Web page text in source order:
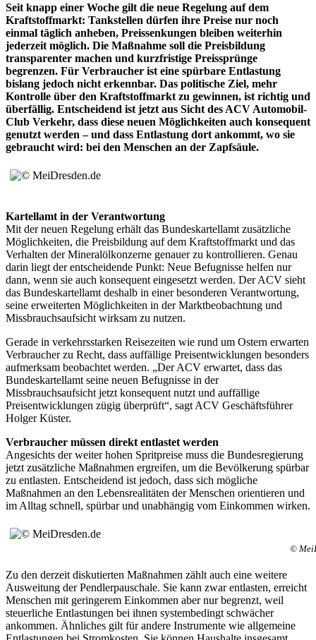
Seit knapp einer Woche gilt die neue Regelung auf dem
Kraftstoffmarkt: Tankstellen dürfen ihre Preise nur noch
einmal täglich anheben, Preissenkungen bleiben weiterhin
jederzeit möglich. Die Maßnahme soll die Preisbildung
transparenter machen und kurzfristige Preissprünge
begrenzen. Für Verbraucher ist eine spürbare Entlastung
bislang jedoch nicht erkennbar. Das politische Ziel, mehr
Kontrolle über den Kraftstoffmarkt zu gewinnen, ist richtig und
überfällig. Entscheidend ist jetzt aus Sicht des ACV Automobil-
Club Verkehr, dass diese neuen Möglichkeiten auch konsequent
genutzt werden – und dass Entlastung dort ankommt, wo sie
gebraucht wird: bei den Menschen an der Zapfsäule.
Kartellamt in der Verantwortung
Mit der neuen Regelung erhält das Bundeskartellamt zusätzliche
Möglichkeiten, die Preisbildung auf dem Kraftstoffmarkt und das
Verhalten der Mineralölkonzerne genauer zu kontrollieren. Genau
darin liegt der entscheidende Punkt: Neue Befugnisse helfen nur
dann, wenn sie auch konsequent eingesetzt werden. Der ACV sieht
das Bundeskartellamt deshalb in einer besonderen Verantwortung,
seine erweiterten Möglichkeiten in der Marktbeobachtung und
Missbrauchsaufsicht wirksam zu nutzen.
Gerade in verkehrsstarken Reisezeiten wie rund um Ostern erwarten
Verbraucher zu Recht, dass auffällige Preisentwicklungen besonders
aufmerksam beobachtet werden. „Der ACV erwartet, dass das
Bundeskartellamt seine neuen Befugnisse in der
Missbrauchsaufsicht jetzt konsequent nutzt und auffällige
Preisentwicklungen zügig überprüft“, sagt ACV Geschäftsführer
Holger Küster.
Verbraucher müssen direkt entlastet werden
Angesichts der weiter hohen Spritpreise muss die Bundesregierung
jetzt zusätzliche Maßnahmen ergreifen, um die Bevölkerung spürbar
zu entlasten. Entscheidend ist jedoch, dass sich mögliche
Maßnahmen an den Lebensrealitäten der Menschen orientieren und
im Alltag schnell, spürbar und unabhängig vom Einkommen wirken.
©
Zu den derzeit diskutierten Maßnahmen zählt auch eine weitere
Ausweitung der Pendlerpauschale. Sie kann zwar entlasten, erreicht
Menschen mit geringerem Einkommen aber nur begrenzt, weil
steuerliche Entlastungen bei ihnen systembedingt schwächer
ankommen. Ähnliches gilt für andere Instrumente wie allgemeine